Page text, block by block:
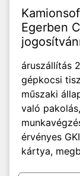
Egerben
áruszállítás
gépkocsi
műszaki
való
érvényes
kártya,